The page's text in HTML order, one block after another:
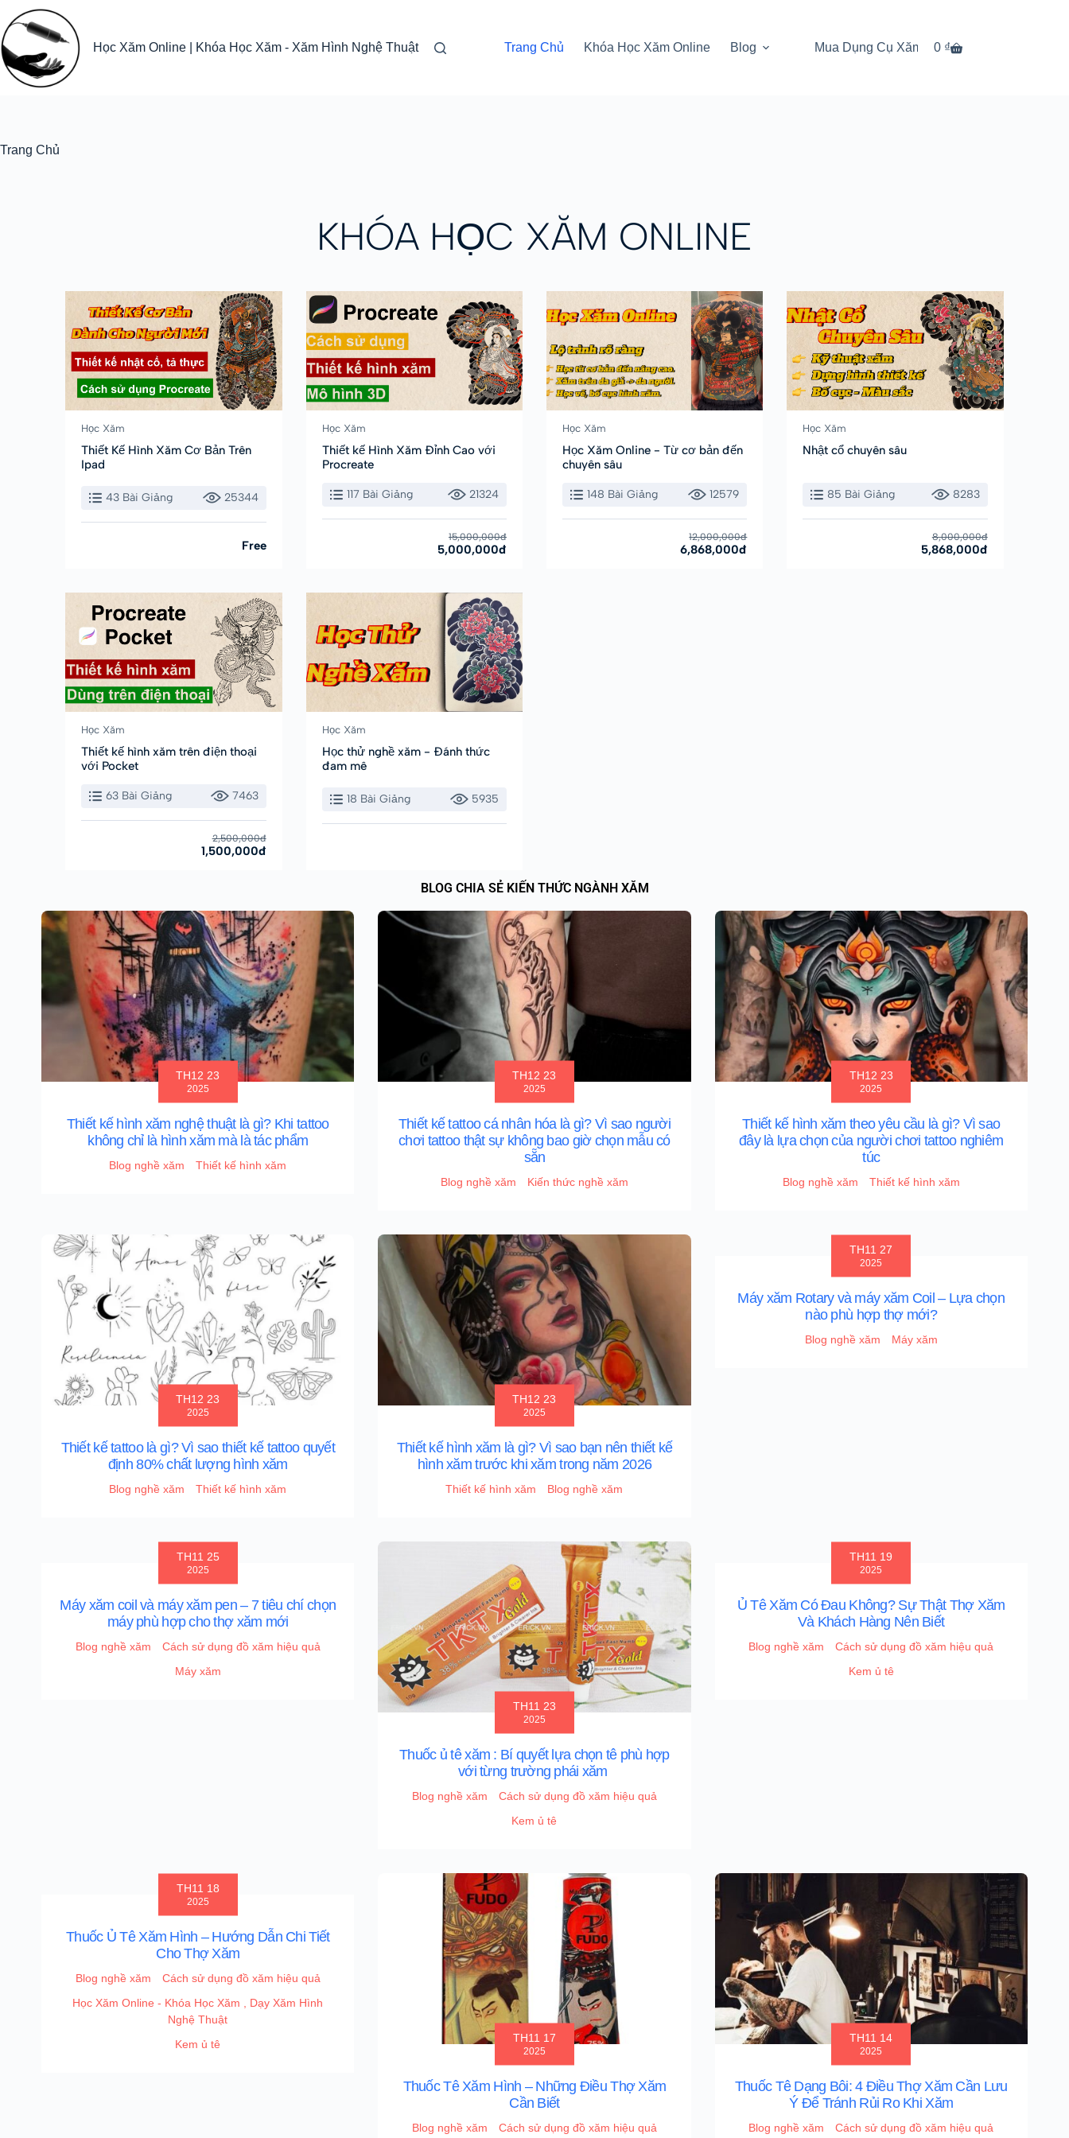
Học Xăm Online | Khóa Học Xăm - Xăm Hình Nghệ Thuật Trang Chủ Khóa Học Xăm Online Blog Mua Dụng Cụ Xăm Tài khoản
0 ₫
Trang Chủ
KHÓA HỌC XĂM ONLINE
Học Xăm
Thiết Kế Hình Xăm Cơ Bản Trên
Ipad
43 Bài Giảng 25344
Free
Học Xăm
Thiết kế Hình Xăm Đỉnh Cao với
Procreate
117 Bài Giảng 21324
15,000,000đ
5,000,000đ
Học Xăm
Học Xăm Online - Từ cơ bản đến
chuyên sâu
148 Bài Giảng 12579
12,000,000đ
6,868,000đ
Học Xăm
Nhật cổ chuyên sâu
85 Bài Giảng 8283
8,000,000đ
5,868,000đ
Học Xăm
Thiết kế hình xăm trên điện thoại
với Pocket
63 Bài Giảng 7463
2,500,000đ
1,500,000đ
Học Xăm
Học thử nghề xăm - Đánh thức
đam mê
18 Bài Giảng 5935
BLOG CHIA SẺ KIẾN THỨC NGÀNH XĂM
TH12 23
2025
Thiết kế hình xăm nghệ thuật là gì? Khi tattoo
không chỉ là hình xăm mà là tác phẩm
Blog nghề xăm Thiết kế hình xăm
TH12 23
2025
Thiết kế tattoo cá nhân hóa là gì? Vì sao người
chơi tattoo thật sự không bao giờ chọn mẫu có
sẵn
Blog nghề xăm Kiến thức nghề xăm
TH12 23
2025
Thiết kế hình xăm theo yêu cầu là gì? Vì sao
đây là lựa chọn của người chơi tattoo nghiêm
túc
Blog nghề xăm Thiết kế hình xăm
TH12 23
2025
Thiết kế tattoo là gì? Vì sao thiết kế tattoo quyết
định 80% chất lượng hình xăm
Blog nghề xăm Thiết kế hình xăm
TH12 23
2025
Thiết kế hình xăm là gì? Vì sao bạn nên thiết kế
hình xăm trước khi xăm trong năm 2026
Thiết kế hình xăm Blog nghề xăm
TH11 27
2025
Máy xăm Rotary và máy xăm Coil – Lựa chọn
nào phù hợp thợ mới?
Blog nghề xăm Máy xăm
TH11 25
2025
Máy xăm coil và máy xăm pen – 7 tiêu chí chọn
máy phù hợp cho thợ xăm mới
Blog nghề xăm
Cách sử dụng đồ xăm hiệu quả
Máy xăm
TH11 23
2025
Thuốc ủ tê xăm : Bí quyết lựa chọn tê phù hợp
với từng trường phái xăm
Blog nghề xăm
Cách sử dụng đồ xăm hiệu quả
Kem ủ tê
TH11 19
2025
Ủ Tê Xăm Có Đau Không? Sự Thật Thợ Xăm
Và Khách Hàng Nên Biết
Blog nghề xăm
Cách sử dụng đồ xăm hiệu quả
Kem ủ tê
TH11 18
2025
Thuốc Ủ Tê Xăm Hình – Hướng Dẫn Chi Tiết
Cho Thợ Xăm
Blog nghề xăm
Cách sử dụng đồ xăm hiệu quả
Học Xăm Online - Khóa Học Xăm , Dạy Xăm Hình
Nghệ Thuật
Kem ủ tê
TH11 17
2025
Thuốc Tê Xăm Hình – Những Điều Thợ Xăm
Cần Biết
Blog nghề xăm Cách sử dụng đồ xăm hiệu quả
TH11 14
2025
Thuốc Tê Dạng Bôi: 4 Điều Thợ Xăm Cần Lưu
Ý Để Tránh Rủi Ro Khi Xăm
Blog nghề xăm Cách sử dụng đồ xăm hiệu quả